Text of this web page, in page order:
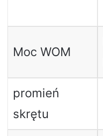
Moc WOM
promień
skrętu